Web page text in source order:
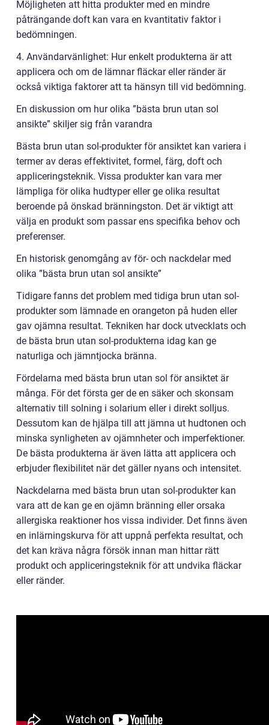
Möjligheten att hitta produkter med en mindre
påträngande doft kan vara en kvantitativ faktor i
bedömningen.
4. Användarvänlighet: Hur enkelt produkterna är att
applicera och om de lämnar fläckar eller ränder är
också viktiga faktorer att ta hänsyn till vid bedömning.
En diskussion om hur olika ”bästa brun utan sol
ansikte” skiljer sig från varandra
Bästa brun utan sol-produkter för ansiktet kan variera i
termer av deras effektivitet, formel, färg, doft och
appliceringsteknik. Vissa produkter kan vara mer
lämpliga för olika hudtyper eller ge olika resultat
beroende på önskad bränningston. Det är viktigt att
välja en produkt som passar ens specifika behov och
preferenser.
En historisk genomgång av för- och nackdelar med
olika ”bästa brun utan sol ansikte”
Tidigare fanns det problem med tidiga brun utan sol-
produkter som lämnade en orangeton på huden eller
gav ojämna resultat. Tekniken har dock utvecklats och
de bästa brun utan sol-produkterna idag kan ge
naturliga och jämntjocka bränna.
Fördelarna med bästa brun utan sol för ansiktet är
många. För det första ger de en säker och skonsam
alternativ till solning i solarium eller i direkt solljus.
Dessutom kan de hjälpa till att jämna ut hudtonen och
minska synligheten av ojämnheter och imperfektioner.
De bästa produkterna är även lätta att applicera och
erbjuder flexibilitet när det gäller nyans och intensitet.
Nackdelarna med bästa brun utan sol-produkter kan
vara att de kan ge en ojämn bränning eller orsaka
allergiska reaktioner hos vissa individer. Det finns även
en inlärningskurva för att uppnå perfekta resultat, och
det kan kräva några försök innan man hittar rätt
produkt och appliceringsteknik för att undvika fläckar
eller ränder.